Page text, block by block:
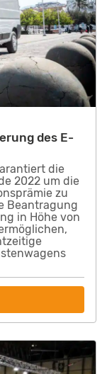
des E-
die
2022 um die
zu
Beantragung
in Höhe von